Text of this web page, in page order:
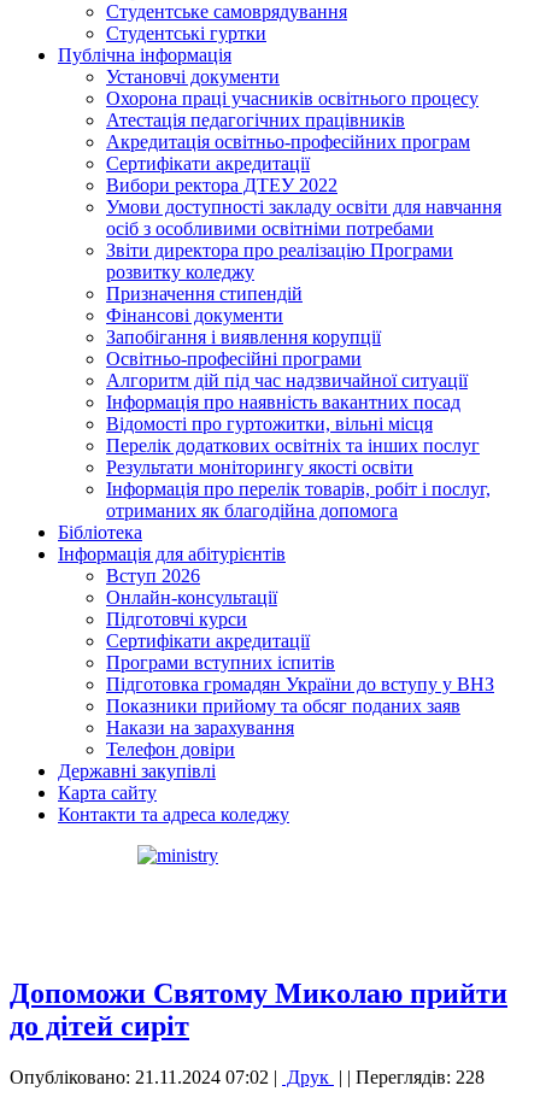
Студентське самоврядування
Студентські гуртки
Публічна інформація
Установчі документи
Охорона праці учасників освітнього процесу
Атестація педагогічних працівників
Акредитація освітньо-професійних програм
Сертифікати акредитації
Вибори ректора ДТЕУ 2022
Умови доступності закладу освіти для навчання
осіб з особливими освітніми потребами
Звіти директора про реалізацію Програми
розвитку коледжу
Призначення стипендій
Фінансові документи
Запобігання і виявлення корупції
Освітньо-професійні програми
Алгоритм дій під час надзвичайної ситуації
Інформація про наявність вакантних посад
Відомості про гуртожитки, вільні місця
Перелік додаткових освітніх та інших послуг
Результати моніторингу якості освіти
Інформація про перелік товарів, робіт і послуг,
отриманих як благодійна допомога
Бібліотека
Інформація для абітурієнтів
Вступ 2026
Онлайн-консультації
Підготовчі курси
Сертифікати акредитації
Програми вступних іспитів
Підготовка громадян України до вступу у ВНЗ
Показники прийому та обсяг поданих заяв
Накази на зарахування
Телефон довіри
Державні закупівлі
Карта сайту
Контакти та адреса коледжу
Допоможи Святому Миколаю прийти
до дітей сиріт
Опубліковано: 21.11.2024 07:02 | Друк | | Переглядів: 228